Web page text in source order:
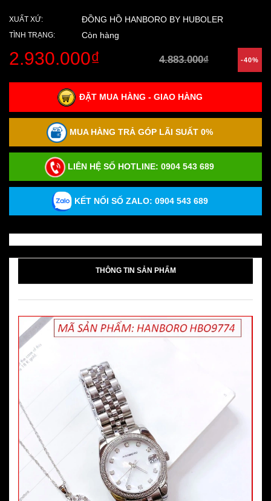
XUẤT XỨ: ĐỒNG HỒ HANBORO BY HUBOLER
TÌNH TRẠNG: Còn hàng
2.930.000₫ 4.883.000₫ -40%
ĐẶT MUA HÀNG - GIAO HÀNG
MUA HÀNG TRẢ GÓP LÃI SUẤT 0%
LIÊN HỆ SỐ HOTLINE: 0904 543 689
KẾT NỐI SỐ ZALO: 0904 543 689
THÔNG TIN SẢN PHẨM